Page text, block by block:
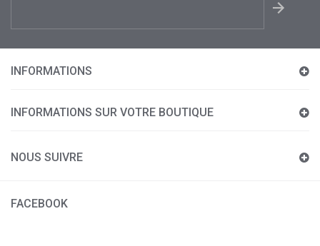
INFORMATIONS
INFORMATIONS SUR VOTRE BOUTIQUE
NOUS SUIVRE
FACEBOOK